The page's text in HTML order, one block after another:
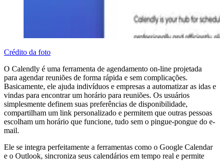
Crédito da foto
O Calendly é uma ferramenta de agendamento on-line projetada
para agendar reuniões de forma rápida e sem complicações.
Basicamente, ele ajuda indivíduos e empresas a automatizar as idas e
vindas para encontrar um horário para reuniões. Os usuários
simplesmente definem suas preferências de disponibilidade,
compartilham um link personalizado e permitem que outras pessoas
escolham um horário que funcione, tudo sem o pingue-pongue do e-
mail.
Ele se integra perfeitamente a ferramentas como o Google Calendar
e o Outlook, sincroniza seus calendários em tempo real e permite